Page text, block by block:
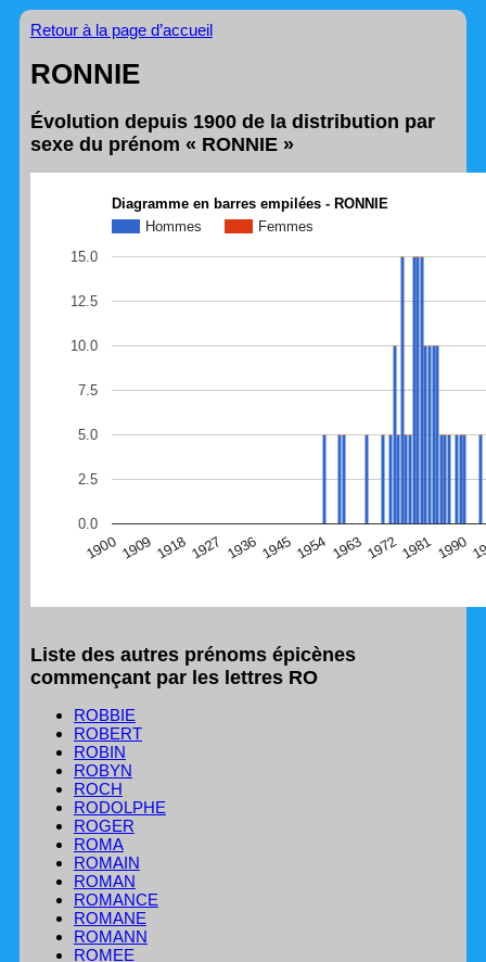
Retour à la page d’accueil
RONNIE
Évolution depuis 1900 de la distribution par
sexe du prénom « RONNIE »
Diagramme en barres empilées - RONNIE
Hommes
Femmes
1900 1909 1918 1927 1936 1945 1954 1963 19721981 1990
0.0
2.5
5.0
7.5
10.0
12.5
15.0
navigateur Safari en ce moment)
Liste des autres prénoms épicènes
commençant par les lettres RO
ROBBIE
ROBERT
ROBIN
ROBYN
ROCH
RODOLPHE
ROGER
ROMA
ROMAIN
ROMAN
ROMANCE
ROMANE
ROMANN
ROMEE